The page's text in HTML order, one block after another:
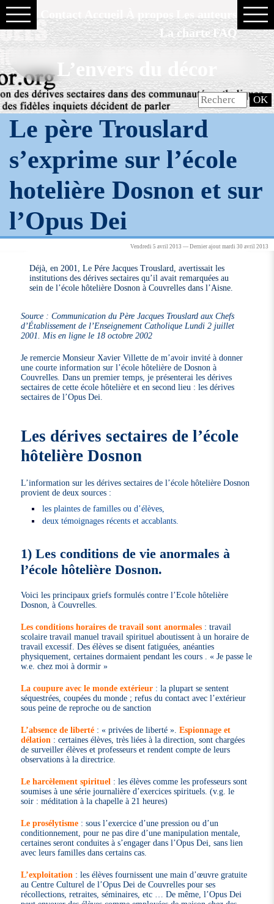
La charte FAQ
L’envers du décor
Le père Trouslard
s’exprime sur l’école
hotelière Dosnon et sur
l’Opus Dei
Vendredi 5 avril 2013 — Dernier ajout mardi 30 avril 2013
Déjà, en 2001, Le Pére Jacques Trouslard, avertissait les
institutions des dérives sectaires qu’il avait remarquées au
sein de l’école hôtelière Dosnon à Couvrelles dans l’Aisne.
Source : Communication du Père Jacques Trouslard aux Chefs
d’Établissement de l’Enseignement Catholique Lundi 2 juillet
2001. Mis en ligne le 18 octobre 2002
Je remercie Monsieur Xavier Villette de m’avoir invité à donner
une courte information sur l’école hôtelière de Dosnon à
Couvrelles. Dans un premier temps, je présenterai les dérives
sectaires de cette école hôtelière et en second lieu : les dérives
sectaires de l’Opus Dei.
Les dérives sectaires de l’école
hôtelière Dosnon
L’information sur les dérives sectaires de l’école hôtelière Dosnon
provient de deux sources :
les plaintes de familles ou d’élèves,
deux témoignages récents et accablants.
1) Les conditions de vie anormales à
l’école hôtelière Dosnon.
Voici les principaux griefs formulés contre l’Ecole hôtelière
Dosnon, à Couvrelles.
Les conditions horaires de travail sont anormales : travail
scolaire travail manuel travail spirituel aboutissent à un horaire de
travail excessif. Des élèves se disent fatiguées, anéanties
physiquement, certaines dormaient pendant les cours . « Je passe le
w.e. chez moi à dormir »
La coupure avec le monde extérieur : la plupart se sentent
séquestrées, coupées du monde ; refus du contact avec l’extérieur
sous peine de reproche ou de sanction
L’absence de liberté : « privées de liberté ».Espionnage et
délation : certaines élèves, très liées à la direction, sont chargées
de surveiller élèves et professeurs et rendent compte de leurs
observations à la directrice.
Le harcèlement spirituel : les élèves comme les professeurs sont
soumises à une série journalière d’exercices spirituels. (v.g. le
soir : méditation à la chapelle à 21 heures)
Le prosélytisme : sous l’exercice d’une pression ou d’un
conditionnement, pour ne pas dire d’une manipulation mentale,
certaines seront conduites à s’engager dans l’Opus Dei, sans lien
avec leurs familles dans certains cas.
L’exploitation : les élèves fournissent une main d’œuvre gratuite
au Centre Culturel de l’Opus Dei de Couvrelles pour ses
récollections, retraites, séminaires, etc … De même, l’Opus Dei